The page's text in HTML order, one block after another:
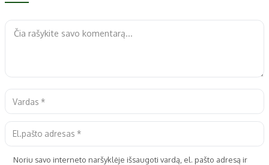
Noriu savo interneto naršyklėje išsaugoti vardą, el. pašto adresą ir